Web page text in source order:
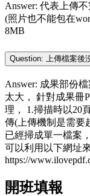
Answer: 代表上傳
(照片也不能包在
8MB
Question: 上傳檔案後
Answer: 成果部份
太大， 針對成果冊
理， 1.掃描時以20
傳(上傳機制是需要
已經掃成單一檔案
可以利用以下網址
https://
開班填報